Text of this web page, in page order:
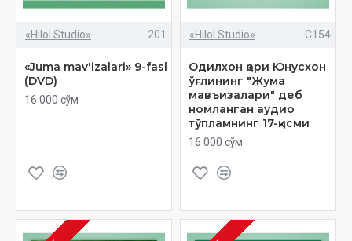
«Hilol Studio» 201
«Juma mav'izalari» 9-fasl
(DVD)
16 000 сўм
«Hilol Studio» C154
Одилхон қори Юнусхон
ўғлининг "Жума
‎мавъизалари" деб
номланган аудио
тўпламнинг 17-‎қисми
16 000 сўм